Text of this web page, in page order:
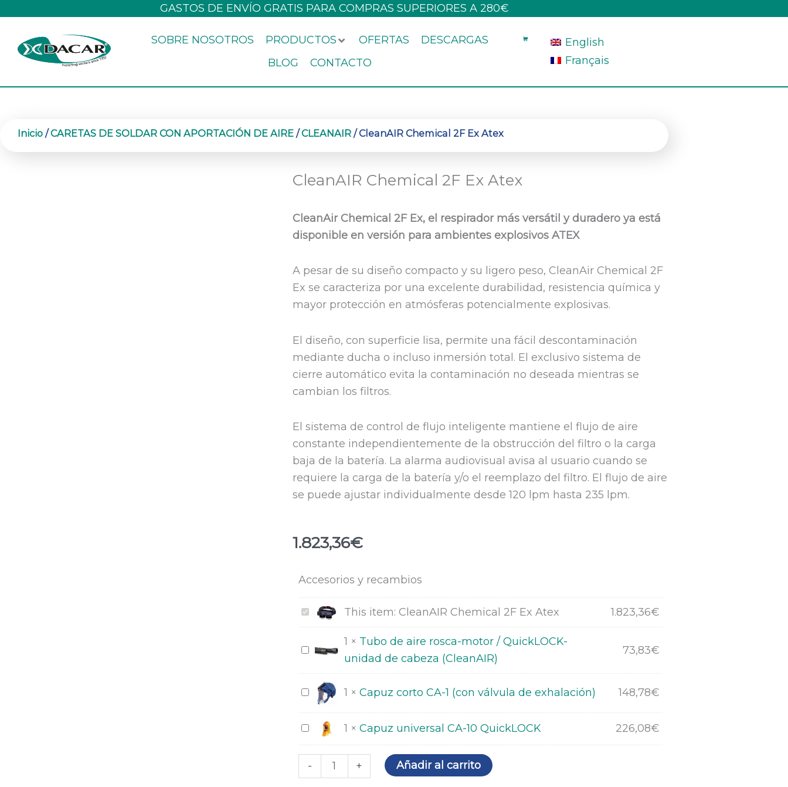
contenido
GASTOS DE ENVÍO GRATIS PARA COMPRAS SUPERIORES A 280€
SOBRE NOSOTROS PRODUCTOS OFERTAS
DESCARGAS
BLOG
CONTACTO
English
Français
Inicio /CARETAS DE SOLDAR CON APORTACIÓN DE AIRE /CLEANAIR / CleanAIR Chemical 2F Ex Atex
CleanAIR Chemical 2F Ex Atex
CleanAir Chemical 2F Ex, el respirador más versátil y duradero ya está
disponible en versión para ambientes explosivos ATEX
A pesar de su diseño compacto y su ligero peso, CleanAir Chemical 2F
Ex se caracteriza por una excelente durabilidad, resistencia química y
mayor protección en atmósferas potencialmente explosivas.
El diseño, con superficie lisa, permite una fácil descontaminación
mediante ducha o incluso inmersión total. El exclusivo sistema de
cierre automático evita la contaminación no deseada mientras se
cambian los filtros.
El sistema de control de flujo inteligente mantiene el flujo de aire
constante independientemente de la obstrucción del filtro o la carga
baja de la batería. La alarma audiovisual avisa al usuario cuando se
requiere la carga de la batería y/o el reemplazo del filtro. El flujo de aire
se puede ajustar individualmente desde 120 lpm hasta 235 lpm.
1.823,36€
Accesorios y recambios
CleanAIR
Chemical
2F
Atex
This item: CleanAIR Chemical 2F Ex Atex 1.823,36€
Tubo
aire
rosca-
motor
/
QuickLOCK-
unidad
1 × Tubo de aire rosca-motor / QuickLOCK-
unidad de cabeza (CleanAIR)
73,83€
Capuz
corto
CA-
1
válvula
1 × Capuz corto CA-1 (con válvula de exhalación) 148,78€
Capuz
universal
10
1 × Capuz universal CA-10 QuickLOCK 226,08€
-
CleanAIR
Chemical
2F
Ex
Atex
+ Añadir al carrito